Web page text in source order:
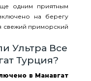
одним приятным
на берегу
свежий приморский
Ультра Все
Турция?
в Манавгат